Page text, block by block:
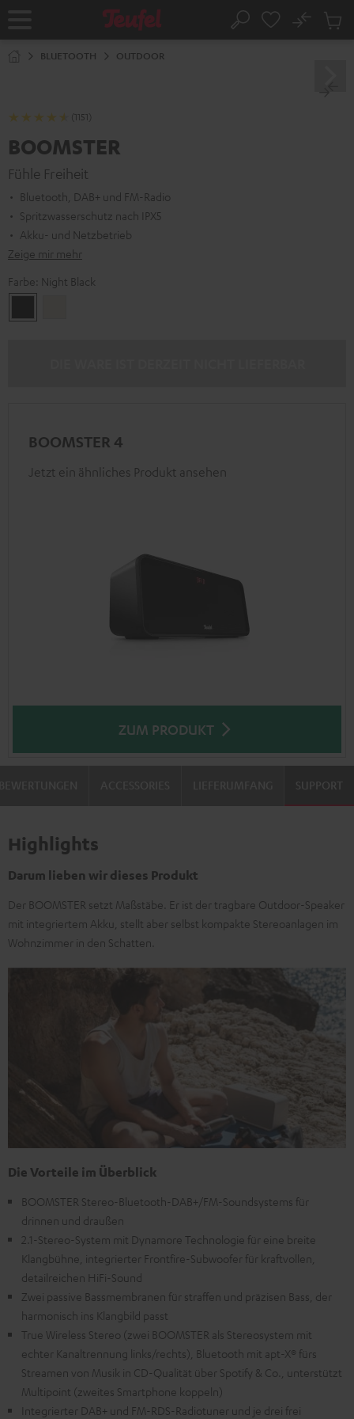
Startseite Suche
No
BLUETOOTH OUTDOOR
(1151)
BOOMSTER
Fühle Freiheit
Bluetooth, DAB+ und FM-Radio
Spritzwasserschutz nach IPX5
Akku- und Netzbetrieb
Zeige mir mehr
Farbe: Night Black
Black
BOOMSTER 4
Jetzt ein ähnliches Produkt ansehen
ZUM PRODUKT
SUPPORT
Highlights
Darum lieben wir dieses Produkt
Der BOOMSTER setzt Maßstäbe. Er ist der tragbare Outdoor-Speaker
mit integriertem Akku, stellt aber selbst kompakte Stereoanlagen im
Wohnzimmer in den Schatten.
Die Vorteile im Überblick
BOOMSTER Stereo-Bluetooth-DAB+/FM-Soundsystems für
drinnen und draußen
2.1-Stereo-System mit Dynamore Technologie für eine breite
Klangbühne, integrierter Frontfire-Subwoofer für kraftvollen,
detailreichen HiFi-Sound
Zwei passive Bassmembranen für straffen und präzisen Bass, der
harmonisch ins Klangbild passt
True Wireless Stereo (zwei BOOMSTER als Stereosystem mit
echter Kanaltrennung links/rechts), Bluetooth mit apt-X® fürs
Streamen von Musik in CD-Qualität über Spotify & Co., unterstützt
Multipoint (zweites Smartphone koppeln)
Integrierter DAB+ und FM-RDS-Radiotuner und je drei frei